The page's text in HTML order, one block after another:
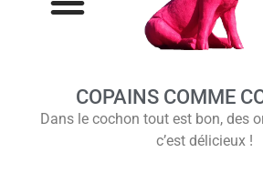
COPAINS COMME
Dans le cochon tout est bon, des
c’est délicieux !